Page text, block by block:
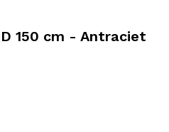
150 cm - Antraciet